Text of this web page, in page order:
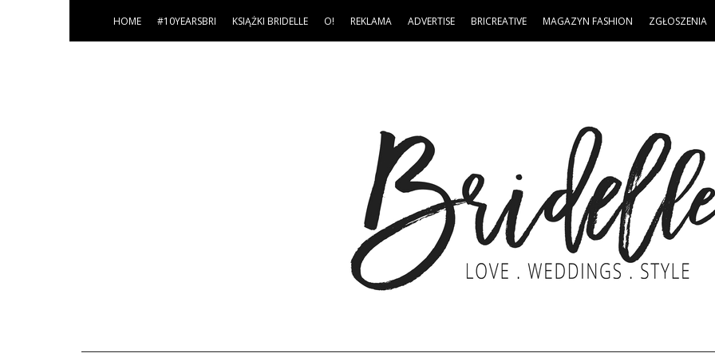
HOME #10YEARSBRI KSIĄŻKI BRIDELLE O! REKLAMA ADVERTISE BRICREATIVE MAGAZYN FASHION ZGŁOSZENIA